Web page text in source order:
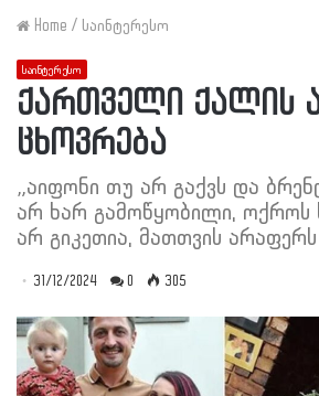
Home / საინტერესო
საინტერესო
ქართველი ქალის
ცხოვრება
„აიფონი თუ არ გაქვს და
არ ხარ გამოწყობილი, ოქროს
არ გიკეთია, მათთვის
31/12/2024 0 305